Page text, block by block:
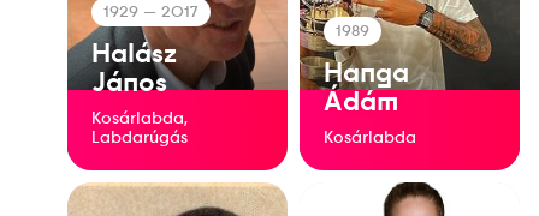
1929 — 2017
Halász
János
Kosárlabda,
Labdarúgás
1989
Hanga
Ádám
Kosárlabda